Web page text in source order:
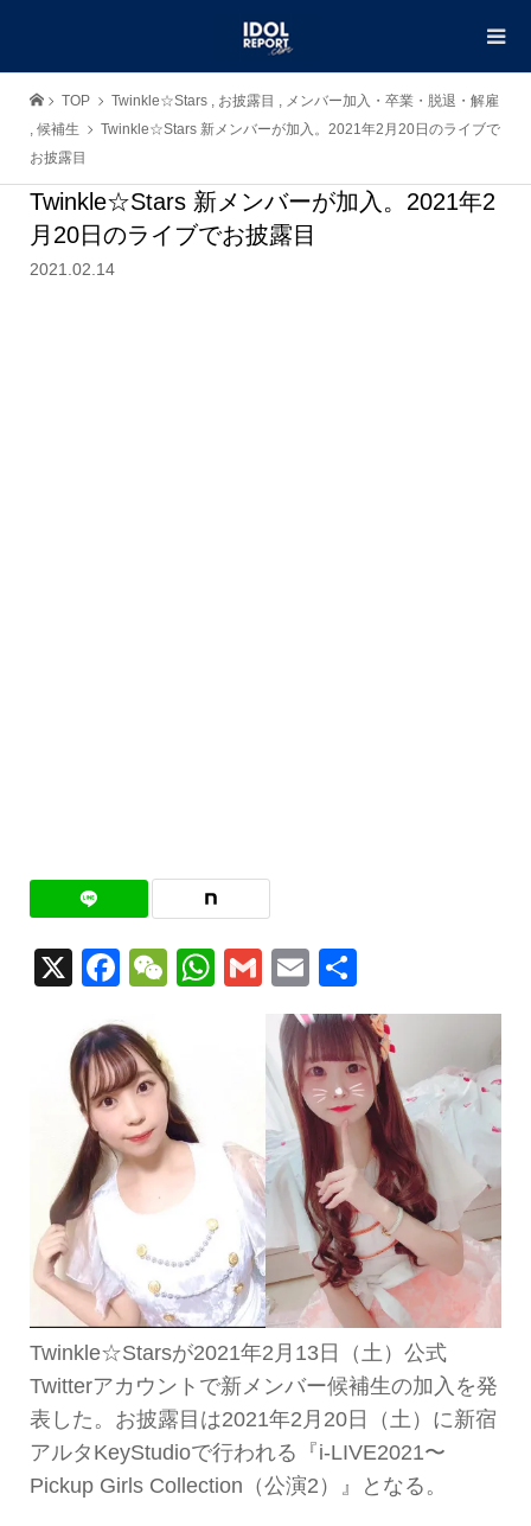
TOP Twinkle☆Stars , お披露目 , メンバー加入・卒業・脱退・解雇
, 候補生
Twinkle☆Stars 新メンバーが加入。2021年2月20日のライブで
お披露目
Twinkle☆Stars 新メンバーが加入。2021年2
月20日のライブでお披露目
2021.02.14
X Facebook
WeChat
WhatsApp
GmailEmail
有
Twinkle☆Starsが2021年2月13日（土）公式
Twitterアカウントで新メンバー候補生の加入を発
表した。お披露目は2021年2月20日（土）に新宿
アルタKeyStudioで行われる『i-LIVE2021〜
Pickup Girls Collection（公演2）』となる。